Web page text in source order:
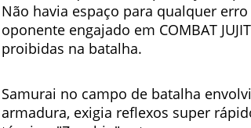
Não havia espaço para qualquer
oponente engajado em COMBAT
proibidas na batalha.
Samurai no campo de batalha
armadura, exigia reflexos super